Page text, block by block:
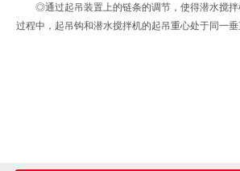
◎通过起吊装置上的链条的调节，使得潜水搅拌
过程中，起吊钩和潜水搅拌机的起吊重心处于同一垂